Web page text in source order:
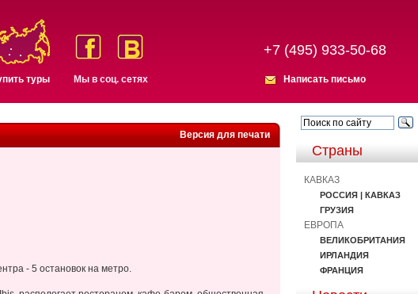
туры Мы в соц. сетях
+7 (495) 933-50-68
Написать письмо
Версия для печати
- 5 остановок на метро.
Страны
КАВКАЗ
РОССИЯ | КАВКАЗ
ГРУЗИЯ
ЕВРОПА
ВЕЛИКОБРИТАНИЯ
ИРЛАНДИЯ
ФРАНЦИЯ